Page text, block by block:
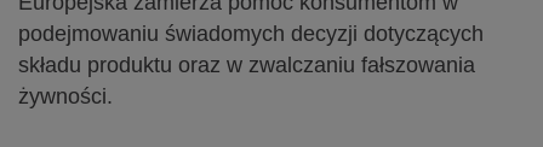
podejmowaniu świadomych decyzji dotyczących
składu produktu oraz w zwalczaniu fałszowania
żywności.